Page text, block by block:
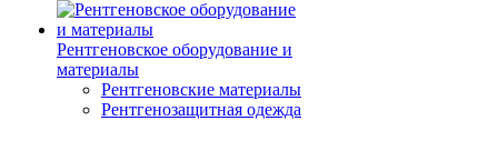
Рентгеновское оборудование и
материалы
Рентгеновские материалы
Рентгенозащитная одежда